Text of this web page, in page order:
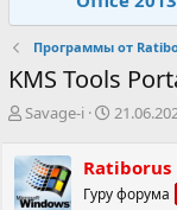
Программы от
KMS Tools
А
т
о
р
Savage-i
Д
а
н
Ratiborus
Гуру форума